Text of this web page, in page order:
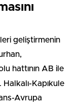
geliştirmenin
hattının AB ile
Kapıkule
Avrupa